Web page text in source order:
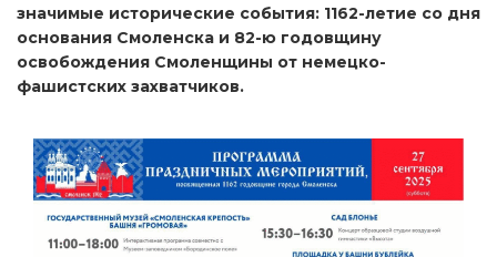
значимые исторические события: 1162-летие со дня
основания Смоленска и 82-ю годовщину
освобождения Смоленщины от немецко-
фашистских захватчиков.